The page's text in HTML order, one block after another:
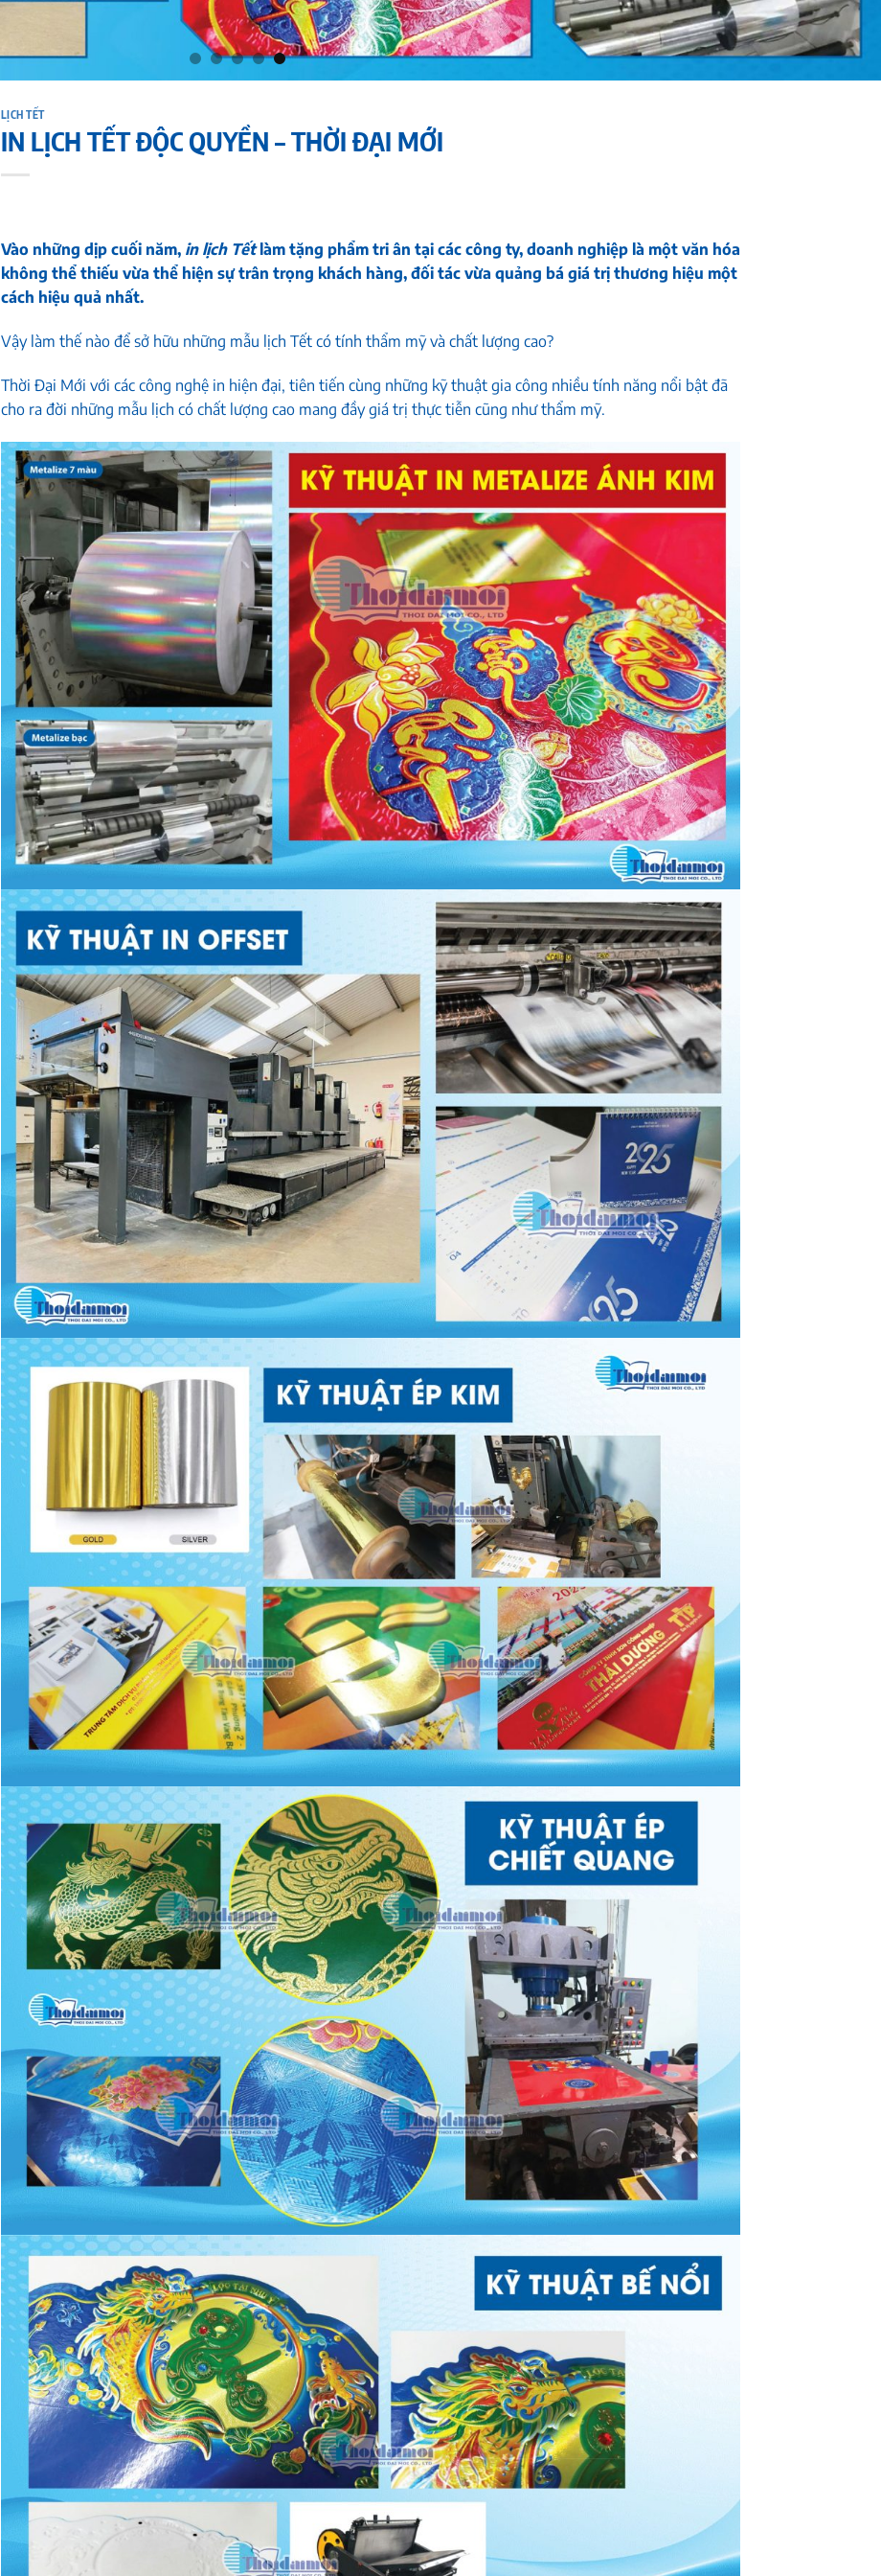
LỊCH TẾT
IN LỊCH TẾT ĐỘC QUYỀN – THỜI ĐẠI MỚI
Vào những dịp cuối năm,in lịch Tết làm tặng phẩm tri ân tại các công ty, doanh nghiệp là một văn hóa
không thể thiếu vừa thể hiện sự trân trọng khách hàng, đối tác vừa quảng bá giá trị thương hiệu một
cách hiệu quả nhất.
Vậy làm thế nào để sở hữu những mẫu lịch Tết có tính thẩm mỹ và chất lượng cao?
Thời Đại Mới với các công nghệ in hiện đại, tiên tiến cùng những kỹ thuật gia công nhiều tính năng nổi bật đã
cho ra đời những mẫu lịch có chất lượng cao mang đầy giá trị thực tiễn cũng như thẩm mỹ.